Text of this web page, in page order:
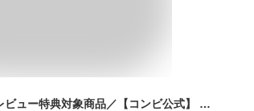
＼ポイント10倍／＼レビュー特典対象商品／【コンビ公式】 Combi チャイルドシート ISOFIX 回転式 新生児 新生児 から 2歳 3歳 新生児から4歳 | クルムーヴ コンパクト R129 エッグショック JQ | ジュニアシート ISOFIX 1歳 新生児 から 4歳